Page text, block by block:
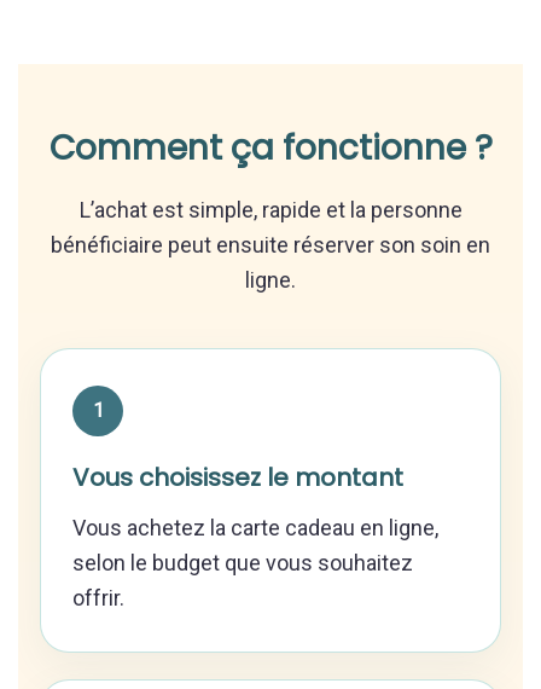
Comment ça fonctionne ?
L’achat est simple, rapide et la personne
bénéficiaire peut ensuite réserver son soin en
ligne.
Vous choisissez le montant
Vous achetez la carte cadeau en ligne,
selon le budget que vous souhaitez
offrir.